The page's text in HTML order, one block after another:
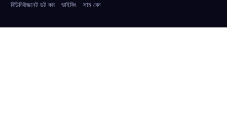
বিডিনিউজনেট ডট কম ভাইকিং সাম বেদ